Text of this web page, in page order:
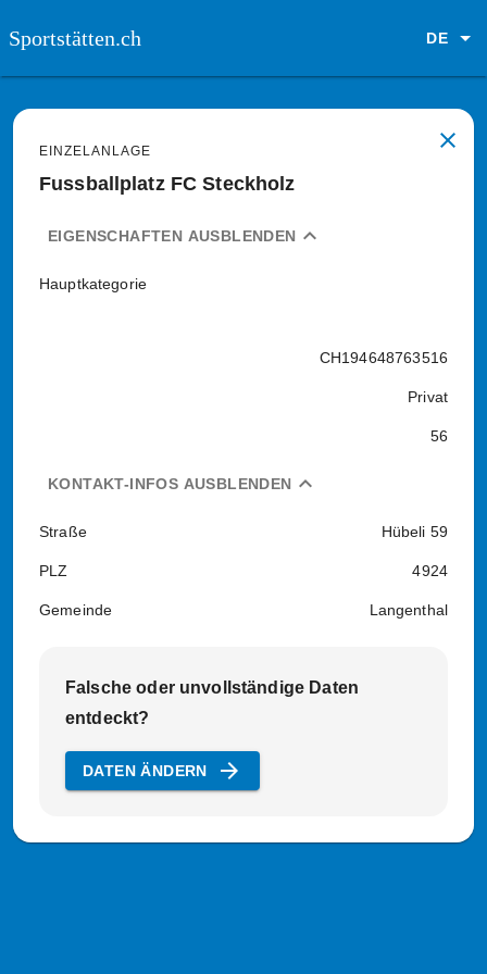
Sportstätten.ch DE
close
EINZELANLAGE
Fussballplatz FC Steckholz
expand_less
EIGENSCHAFTEN AUSBLENDEN
Hauptkategorie
CH194648763516
Privat
56
expand_less
KONTAKT-INFOS AUSBLENDEN
Straße Hübeli 59
PLZ 4924
Gemeinde Langenthal
Falsche oder unvollständige Daten
entdeckt?
arrow_forward
DATEN ÄNDERN